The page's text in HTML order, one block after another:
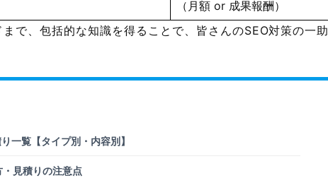
（月額 or 成果報酬）
で、包括的な知識を得ることで、皆さんのSEO対策の一助
一覧【タイプ別・内容別】
見積りの注意点